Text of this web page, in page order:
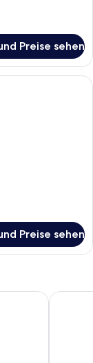
Preise sehen
mit
Preise sehen